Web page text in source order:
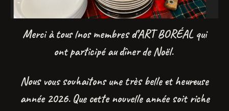
Merci à tous lnos membres d’ART BORÉAL qui
ont participé au dîner de Noël.
Nous vous souhaitons une très belle et heureuse
année 2026. Que cette nouvelle année soit riche